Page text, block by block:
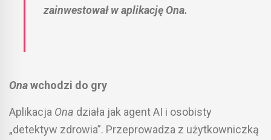
zainwestował w aplikację Ona.
Onawchodzi do gry
Aplikacja Ona działa jak agent AI i osobisty
„detektyw zdrowia”. Przeprowadza z użytkowniczką